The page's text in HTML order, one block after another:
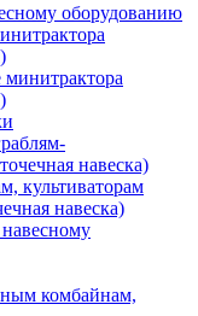
оборудованию
минитрактора
навеска)
культиваторам
навеска)
комбайнам,